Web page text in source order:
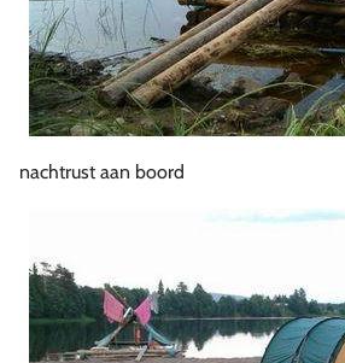
nachtrust aan boord